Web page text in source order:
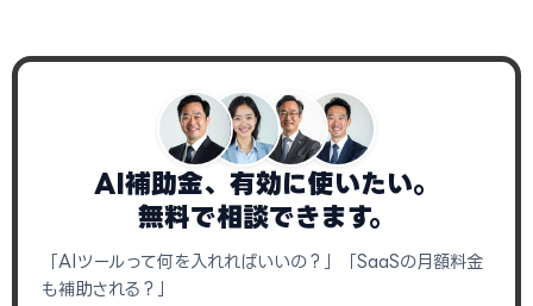
AI補助金、有効に使いたい。
無料で相談できます。
「AIツールって何を入れればいいの？」「SaaSの月額料金
も補助される？」